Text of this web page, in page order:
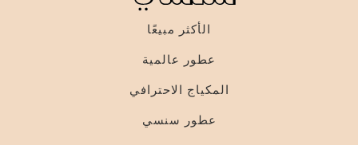
الأكثر مبيعًا
عطور عالمية
المكياج الاحترافي
عطور سنسي